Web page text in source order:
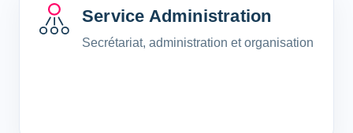
Service Administration
Secrétariat, administration et organisation